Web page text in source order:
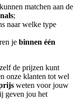
matchen aan de
;
naar welke type
je binnen één
de prijzen kunt
onze klanten tot wel
weten voor jouw
geven jou het